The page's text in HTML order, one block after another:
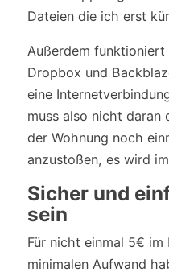
Dateien die ich erst
Außerdem
Dropbox und
eine
muss also nicht daran
der Wohnung noch
anzustoßen, es wird
Sicher und
sein
Für nicht einmal 5€ im
minimalen Aufwand